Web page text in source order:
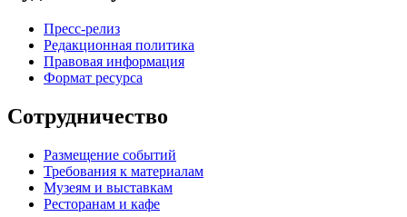
Пресс-релиз
Редакционная политика
Правовая информация
Формат ресурса
Сотрудничество
Размещение событий
Требования к материалам
Музеям и выставкам
Ресторанам и кафе